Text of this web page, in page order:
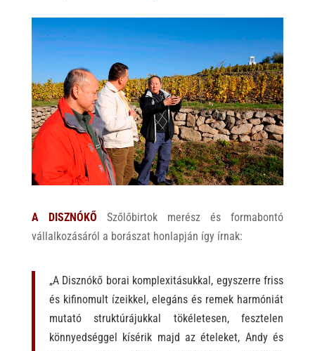
A DISZNÓKŐ Szőlőbirtok merész és formabontó
vállalkozásáról a borászat honlapján így írnak:
„A Disznókő borai komplexitásukkal, egyszerre friss
és kifinomult ízeikkel, elegáns és remek harmóniát
mutató struktúrájukkal tökéletesen, fesztelen
könnyedséggel kísérik majd az ételeket, Andy és